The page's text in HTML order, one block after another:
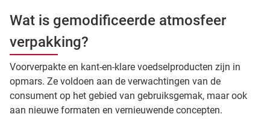
Wat is gemodificeerde atmosfeer
verpakking?
Voorverpakte en kant-en-klare voedselproducten zijn in
opmars. Ze voldoen aan de verwachtingen van de
consument op het gebied van gebruiksgemak, maar ook
aan nieuwe formaten en vernieuwende concepten.